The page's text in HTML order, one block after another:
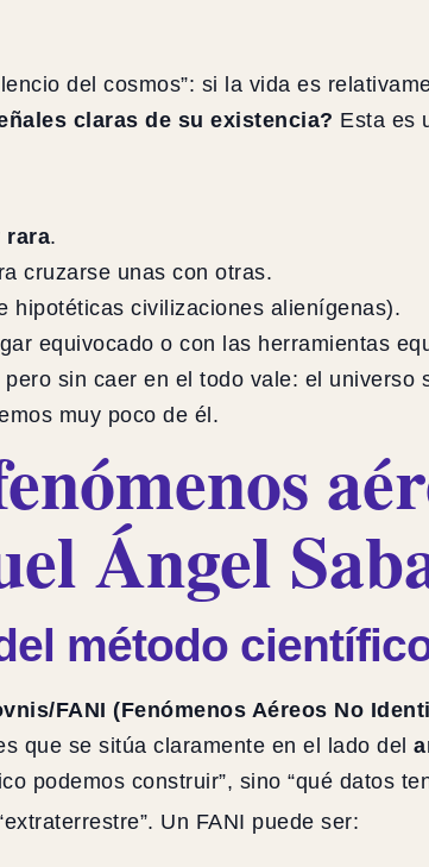
del cosmos”: si la vida es
claras de su existencia? Esta es
rara.
cruzarse unas con otras.
hipotéticas civilizaciones alienígenas).
equivocado o con las herramientas
sin caer en el todo vale: el universo
muy poco de él.
Ángel
método
FANI (Fenómenos Aéreos No
que se sitúa claramente en el lado del
podemos construir”, sino “qué datos
Un FANI puede ser: